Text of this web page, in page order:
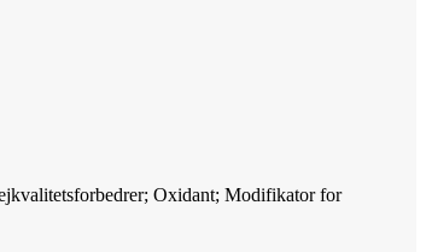
Oxidant; Modifikator for